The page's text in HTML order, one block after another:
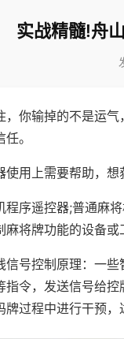
实战精髓!舟
，你输掉的不是运
。
使用上需要帮助，
程序遥控器;普通麻
将牌功能的设备或
信号控制原理：一
指令，发送信号给
过程中进行干预，